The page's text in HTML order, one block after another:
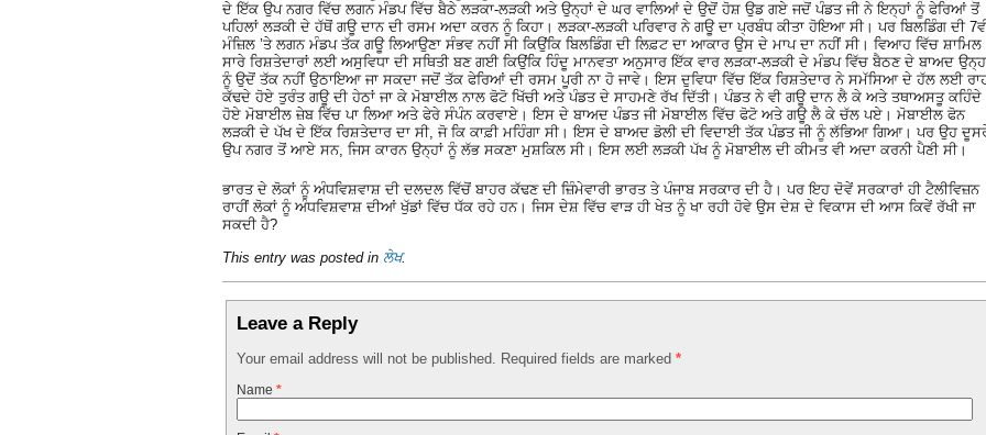
ਦੇ ਇੱਕ ਉਪ ਨਗਰ ਵਿੱਚ ਲਗਨ ਮੰਡਪ ਵਿੱਚ ਬੈਠੇ ਲੜਕਾ-ਲੜਕੀ ਅਤੇ ਉਨ੍ਹਾਂ ਦੇ ਘਰ ਵਾਲਿਆਂ ਦੇ ਉਦੋਂ ਹੋਸ਼ ਉਡ ਗਏ ਜਦੋਂ ਪੰਡਤ ਜੀ ਨੇ ਇਨ੍ਹਾਂ ਨੂੰ ਫੇਰਿਆਂ ਤੋਂ
ਪਹਿਲਾਂ ਲੜਕੀ ਦੇ ਹੱਥੋਂ ਗਊ ਦਾਨ ਦੀ ਰਸਮ ਅਦਾ ਕਰਨ ਨੂੰ ਕਿਹਾ। ਲੜਕਾ-ਲੜਕੀ ਪਰਿਵਾਰ ਨੇ ਗਊ ਦਾ ਪ੍ਰਬੰਧ ਕੀਤਾ ਹੋਇਆ ਸੀ। ਪਰ ਬਿਲਡਿੰਗ ਦੀ
ਮੰਜ਼ਿਲ ’ਤੇ ਲਗਨ ਮੰਡਪ ਤੱਕ ਗਊ ਲਿਆਉਣਾ ਸੰਭਵ ਨਹੀਂ ਸੀ ਕਿਉਂਕਿ ਬਿਲਡਿੰਗ ਦੀ ਲਿਫ਼ਟ ਦਾ ਆਕਾਰ ਉਸ ਦੇ ਮਾਪ ਦਾ ਨਹੀਂ ਸੀ। ਵਿਆਹ ਵਿੱਚ ਸ਼ਾਮਿਲ
ਸਾਰੇ ਰਿਸ਼ਤੇਦਾਰਾਂ ਲਈ ਅਸੁਵਿਧਾ ਦੀ ਸਥਿਤੀ ਬਣ ਗਈ ਕਿਉਂਕਿ ਹਿੰਦੂ ਮਾਨਵਤਾ ਅਨੁਸਾਰ ਇੱਕ ਵਾਰ ਲੜਕਾ-ਲੜਕੀ ਦੇ ਮੰਡਪ ਵਿੱਚ ਬੈਠਣ ਦੇ ਬਾਅਦ
ਨੂੰ ਉਦੋਂ ਤੱਕ ਨਹੀਂ ਉਠਾਇਆ ਜਾ ਸਕਦਾ ਜਦੋਂ ਤੱਕ ਫੇਰਿਆਂ ਦੀ ਰਸਮ ਪੂਰੀ ਨਾ ਹੋ ਜਾਵੇ। ਇਸ ਦੁਵਿਧਾ ਵਿੱਚ ਇੱਕ ਰਿਸ਼ਤੇਦਾਰ ਨੇ ਸਮੱਸਿਆ ਦੇ ਹੱਲ ਲਈ
ਕੱਢਦੇ ਹੋਏ ਤੁਰੰਤ ਗਊ ਦੀ ਹੇਠਾਂ ਜਾ ਕੇ ਮੋਬਾਈਲ ਨਾਲ ਫੋਟੋ ਖਿੱਚੀ ਅਤੇ ਪੰਡਤ ਦੇ ਸਾਹਮਣੇ ਰੱਖ ਦਿੱਤੀ। ਪੰਡਤ ਨੇ ਵੀ ਗਊ ਦਾਨ ਲੈ ਕੇ ਅਤੇ ਤਥਾਅਸਤੂ ਕਹਿੰਦੇ
ਹੋਏ ਮੋਬਾਈਲ ਜ਼ੇਬ ਵਿੱਚ ਪਾ ਲਿਆ ਅਤੇ ਫੇਰੇ ਸੰਪੰਨ ਕਰਵਾਏ। ਇਸ ਦੇ ਬਾਅਦ ਪੰਡਤ ਜੀ ਮੋਬਾਈਲ ਵਿੱਚ ਫੋਟੋ ਅਤੇ ਗਊ ਲੈ ਕੇ ਚੱਲ ਪਏ। ਮੋਬਾਈਲ ਫੋਨ
ਲੜਕੀ ਦੇ ਪੱਖ ਦੇ ਇੱਕ ਰਿਸ਼ਤੇਦਾਰ ਦਾ ਸੀ, ਜੋ ਕਿ ਕਾਫ਼ੀ ਮਹਿੰਗਾ ਸੀ। ਇਸ ਦੇ ਬਾਅਦ ਡੋਲੀ ਦੀ ਵਿਦਾਈ ਤੱਕ ਪੰਡਤ ਜੀ ਨੂੰ ਲੱਭਿਆ ਗਿਆ। ਪਰ ਉਹ
ਉਪ ਨਗਰ ਤੋਂ ਆਏ ਸਨ, ਜਿਸ ਕਾਰਨ ਉਨ੍ਹਾਂ ਨੂੰ ਲੱਭ ਸਕਣਾ ਮੁਸ਼ਕਿਲ ਸੀ। ਇਸ ਲਈ ਲੜਕੀ ਪੱਖ ਨੂੰ ਮੋਬਾਈਲ ਦੀ ਕੀਮਤ ਵੀ ਅਦਾ ਕਰਨੀ ਪੈਣੀ ਸੀ।
ਭਾਰਤ ਦੇ ਲੋਕਾਂ ਨੂੰ ਅੰਧਵਿਸ਼ਵਾਸ਼ ਦੀ ਦਲਦਲ ਵਿੱਚੋਂ ਬਾਹਰ ਕੱਢਣ ਦੀ ਜ਼ਿੰਮੇਵਾਰੀ ਭਾਰਤ ਤੇ ਪੰਜਾਬ ਸਰਕਾਰ ਦੀ ਹੈ। ਪਰ ਇਹ ਦੋਵੇਂ ਸਰਕਾਰਾਂ ਹੀ ਟੈਲੀਵਿਜ਼ਨ
ਰਾਹੀਂ ਲੋਕਾਂ ਨੂੰ ਅੰਧਵਿਸ਼ਵਾਸ਼ ਦੀਆਂ ਖੁੱਡਾਂ ਵਿੱਚ ਧੱਕ ਰਹੇ ਹਨ। ਜਿਸ ਦੇਸ਼ ਵਿੱਚ ਵਾੜ ਹੀ ਖੇਤ ਨੂੰ ਖਾ ਰਹੀ ਹੋਵੇ ਉਸ ਦੇਸ਼ ਦੇ ਵਿਕਾਸ ਦੀ ਆਸ ਕਿਵੇਂ ਰੱਖੀ ਜਾ
ਸਕਦੀ ਹੈ?
This entry was posted in ਲੇਖ.
Leave a Reply
Your email address will not be published. Required fields are marked *
Name *